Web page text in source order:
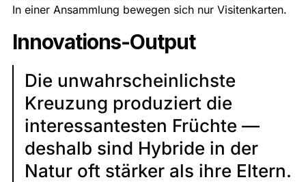
In einer Ansammlung bewegen sich nur Visitenkarten.
Innovations-Output
Die unwahrscheinlichste
Kreuzung produziert die
interessantesten Früchte —
deshalb sind Hybride in der
Natur oft stärker als ihre Eltern.